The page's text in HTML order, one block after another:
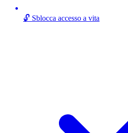
🔓 Sblocca accesso a vita